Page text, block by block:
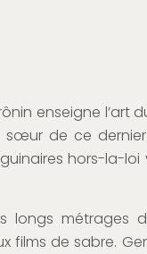
enseigne l’art
de ce dernier.
hors-la-loi
longs métrages
films de sabre.